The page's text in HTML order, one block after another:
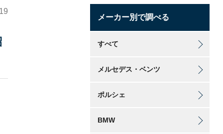
メーカー別で調べる
すべて
メルセデス・ベンツ
ポルシェ
BMW